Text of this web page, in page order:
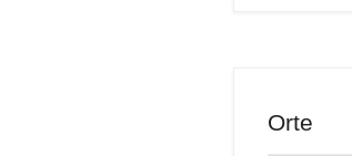
Orte